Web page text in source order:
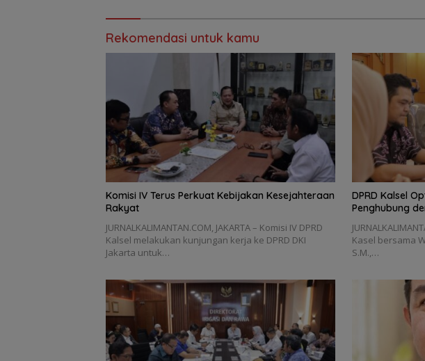
Rekomendasi untuk kamu
Komisi IV Terus Perkuat Kebijakan Kesejahteraan
Rakyat
JURNALKALIMANTAN.COM, JAKARTA – Komisi IV DPRD
Kalsel melakukan kunjungan kerja ke DPRD DKI
Jakarta untuk…
‎DPRD Kalsel
Penghubung
Kasel bersama
S.M.,…